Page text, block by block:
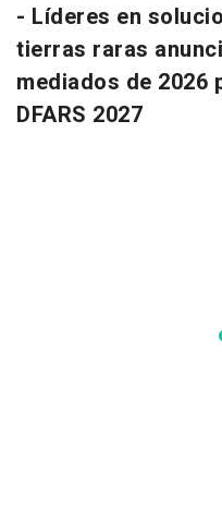
- Líderes en
tierras raras
mediados de 2026
DFARS 2027